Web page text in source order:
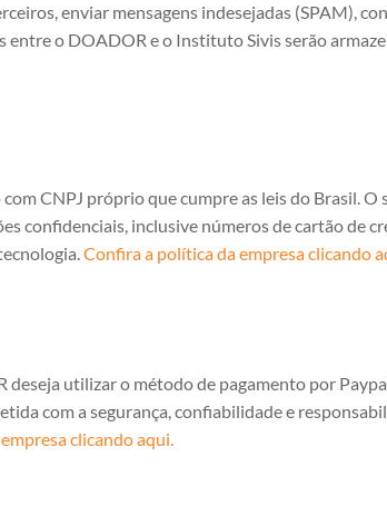
enviar mensagens indesejadas (SPAM),
o DOADOR e o Instituto Sivis serão
CNPJ próprio que cumpre as leis do Brasil.
confidenciais, inclusive números de cartão de
Confira a política da empresa clicando
utilizar o método de pagamento por
com a segurança, confiabilidade e
clicando aqui.